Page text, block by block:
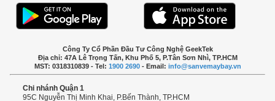
Công Ty Cổ Phần Đầu Tư Công Nghệ GeekTek
Địa chỉ: 47A Lê Trọng Tấn, Khu Phố 5, P.Tân Sơn Nhì, TP.HCM
MST: 0318310839 - Tel: 1900 2690- Email: info@sanvemaybay.vn
Chi nhánh Quận 1
95C Nguyễn Thị Minh Khai, P.Bến Thành, TP.HCM